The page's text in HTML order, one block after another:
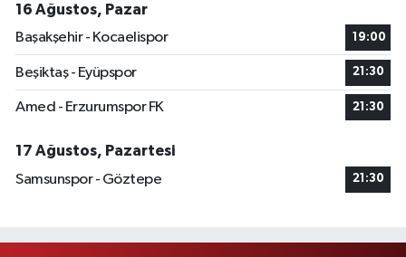
16 Ağustos, Pazar
Başakşehir - Kocaelispor
19:00
Beşiktaş - Eyüpspor 21:30
Amed - Erzurumspor FK 21:30
17 Ağustos, Pazartesi
Samsunspor - Göztepe
21:30